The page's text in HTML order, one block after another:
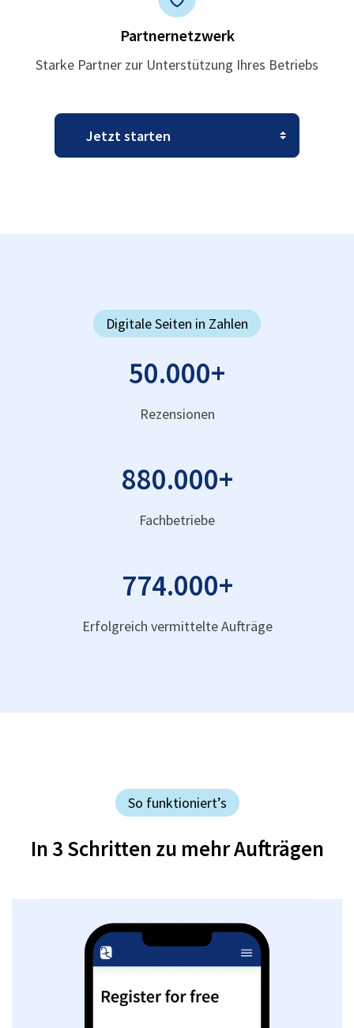
Partnernetzwerk
Starke Partner zur Unterstützung Ihres Betriebs
Digitale Seiten in Zahlen
50.000+
Rezensionen
880.000+
Fachbetriebe
774.000+
Erfolgreich vermittelte Aufträge
So funktioniert’s
In 3 Schritten zu mehr Aufträgen